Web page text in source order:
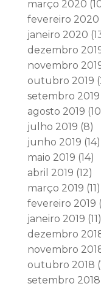
março 2020
fevereiro 2020
janeiro 2020
dezembro
novembro
outubro 2019
setembro 2019
agosto 2019
julho 2019 (8)
junho 2019 (14)
maio 2019 (14)
abril 2019 (12)
março 2019 (11)
fevereiro 2019
janeiro 2019 (11)
dezembro
novembro
outubro 2018
setembro 2018